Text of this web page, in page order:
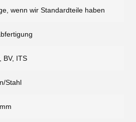
wenn wir Standardteile haben
BV, ITS
Stahl